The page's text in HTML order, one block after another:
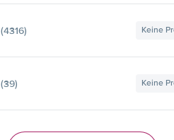
(4316) Keine
(39) Keine